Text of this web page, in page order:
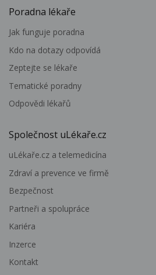
Poradna lékaře
Jak funguje poradna
Kdo na dotazy odpovídá
Zeptejte se lékaře
Tematické poradny
Odpovědi lékařů
Společnost uLékaře.cz
uLékaře.cz a telemedicína
Zdraví a prevence ve firmě
Bezpečnost
Partneři a spolupráce
Kariéra
Inzerce
Kontakt